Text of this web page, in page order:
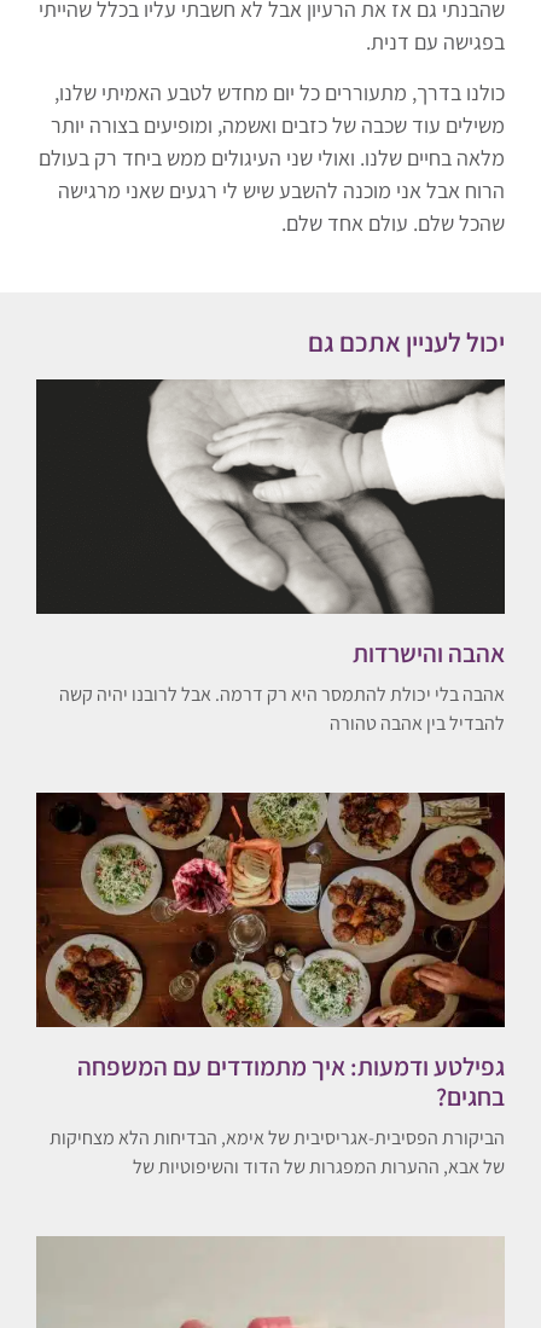
יכול לעניין אתכם גם
אהבה והישרדות
אהבה בלי יכולת להתמסר היא רק דרמה. אבל לרובנו יהיה קשה
להבדיל בין אהבה טהורה
גפילטע ודמעות: איך מתמודדים עם המשפחה
בחגים?
הביקורת הפסיבית-אגריסיבית של אימא, הבדיחות הלא מצחיקות
של אבא, ההערות המפגרות של הדוד והשיפוטיות של
שהבנתי גם אז את הרעיון אבל לא חשבתי עליו בכלל שהייתי
בפגישה עם דנית.
כולנו בדרך, מתעוררים כל יום מחדש לטבע האמיתי שלנו,
משילים עוד שכבה של כזבים ואשמה, ומופיעים בצורה יותר
מלאה בחיים שלנו. ואולי שני העיגולים ממש ביחד רק בעולם
הרוח אבל אני מוכנה להשבע שיש לי רגעים שאני מרגישה
שהכל שלם. עולם אחד שלם.